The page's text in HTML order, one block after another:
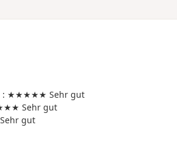
: ★★★★★ Sehr gut
Sehr gut
gut